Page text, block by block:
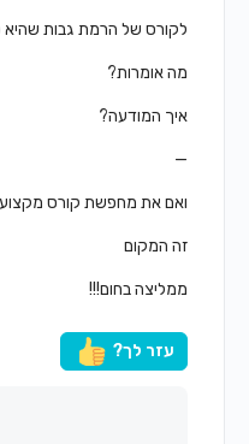
לקורס של הרמת גבות שהיא
מה אומרות?
איך המודעה?
—
ואם את מחפשת קורס
זה המקום
ממליצה בחום!!!
עזר לך?